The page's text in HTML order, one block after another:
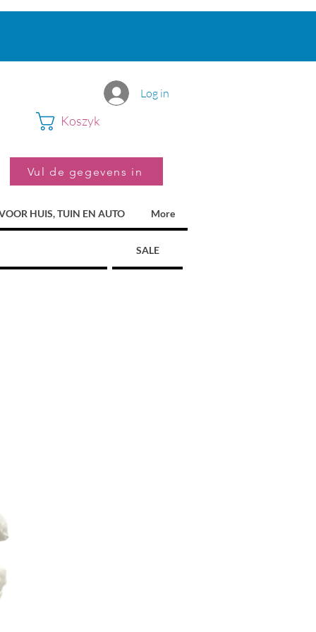
Log in
Koszyk
Vul de gegevens in
HUIS, TUIN EN AUTO More
SALE